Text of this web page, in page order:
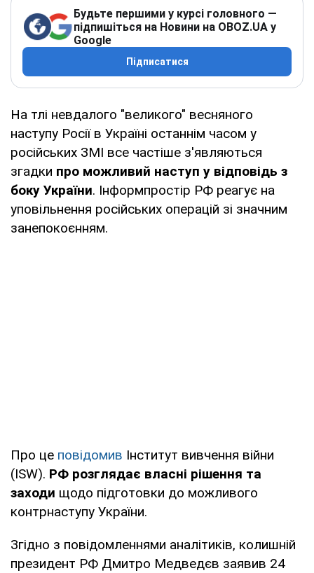
Будьте першими у курсі головного —
підпишіться на Новини на OBOZ.UA у
Google
Підписатися
На тлі невдалого "великого" весняного
наступу Росії в Україні останнім часом у
російських ЗМІ все частіше з'являються
згадки про можливий наступ у відповідь з
боку України. Інформпростір РФ реагує на
уповільнення російських операцій зі значним
занепокоєнням.
Про це повідомив Інститут вивчення війни
(ISW). РФ розглядає власні рішення та
заходи щодо підготовки до можливого
контрнаступу України.
Згідно з повідомленнями аналітиків, колишній
президент РФ Дмитро Медведєв заявив 24